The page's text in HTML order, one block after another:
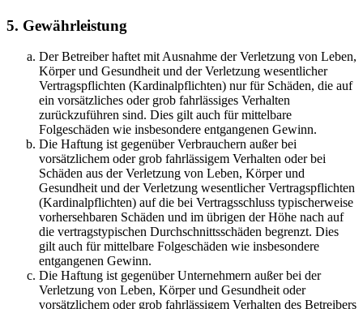
5. Gewährleistung
Der Betreiber haftet mit Ausnahme der Verletzung von Leben,
Körper und Gesundheit und der Verletzung wesentlicher
Vertragspflichten (Kardinalpflichten) nur für Schäden, die auf
ein vorsätzliches oder grob fahrlässiges Verhalten
zurückzuführen sind. Dies gilt auch für mittelbare
Folgeschäden wie insbesondere entgangenen Gewinn.
Die Haftung ist gegenüber Verbrauchern außer bei
vorsätzlichem oder grob fahrlässigem Verhalten oder bei
Schäden aus der Verletzung von Leben, Körper und
Gesundheit und der Verletzung wesentlicher Vertragspflichten
(Kardinalpflichten) auf die bei Vertragsschluss typischerweise
vorhersehbaren Schäden und im übrigen der Höhe nach auf
die vertragstypischen Durchschnittsschäden begrenzt. Dies
gilt auch für mittelbare Folgeschäden wie insbesondere
entgangenen Gewinn.
Die Haftung ist gegenüber Unternehmern außer bei der
Verletzung von Leben, Körper und Gesundheit oder
vorsätzlichem oder grob fahrlässigem Verhalten des Betreibers